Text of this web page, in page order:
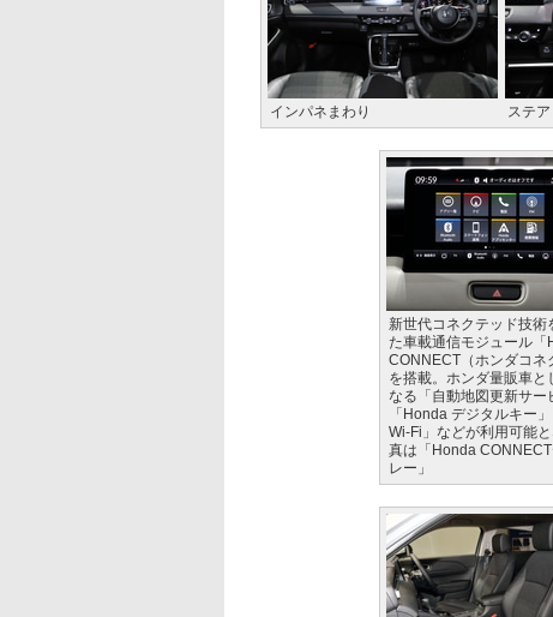
インパネまわり ステ
新世代コネクテッド技術
た車載通信モジュール「
CONNECT（ホンダコネ
を搭載。ホンダ量販車と
なる「自動地図更新サー
「Honda デジタルキー
Wi-Fi」などが利用可能
真は「Honda
レー」